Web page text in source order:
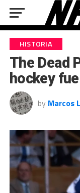
HISTORIA
The Dead
hockey
by Marcos